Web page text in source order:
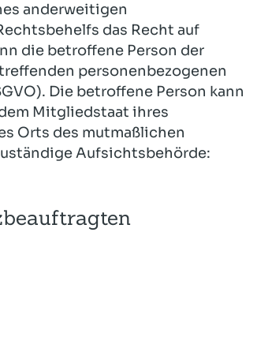
anderweitigen
das Recht auf
die betroffene Person der
personenbezogenen
Die betroffene Person kann
Mitgliedstaat ihres
Orts des mutmaßlichen
Aufsichtsbehörde: